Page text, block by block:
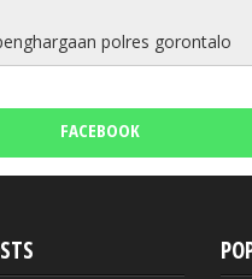
polres gorontalo
FACEBOOK